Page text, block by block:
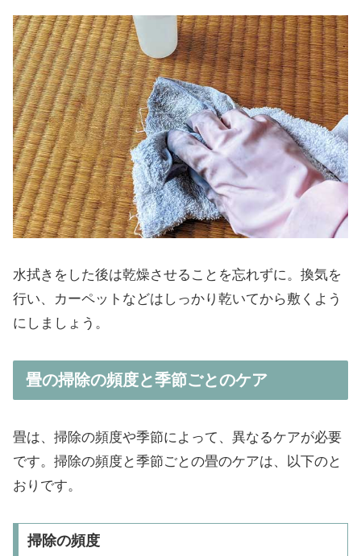
水拭きをした後は乾燥させることを忘れずに。換気を
行い、カーペットなどはしっかり乾いてから敷くよう
にしましょう。
畳の掃除の頻度と季節ごとのケア
畳は、掃除の頻度や季節によって、異なるケアが必要
です。掃除の頻度と季節ごとの畳のケアは、以下のと
おりです。
掃除の頻度